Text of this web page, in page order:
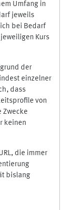
Umfang in
jeweils
bei Bedarf
Kurs
der
einzelner
dass
von
Zwecke
keinen
die immer
bislang